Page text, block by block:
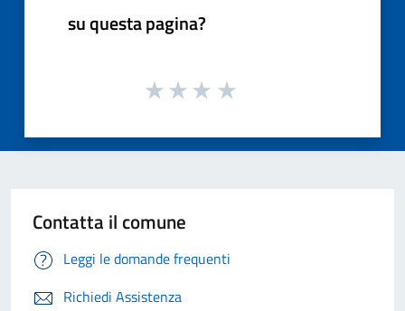
su questa pagina?
Contatta il comune
Leggi le domande frequenti
Richiedi Assistenza